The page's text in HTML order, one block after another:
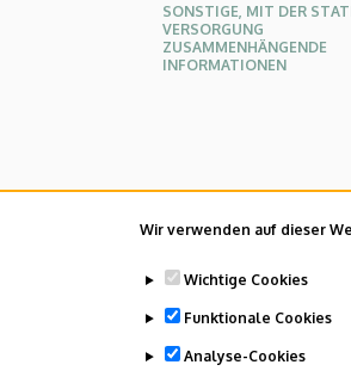
Wir verwenden auf dieser
Wichtige Cookies
Funktionale Cookies
Analyse-Cookies
SONSTIGE, MIT DER
VERSORGUNG
ZUSAMMENHÄNGENDE
INFORMATIONEN